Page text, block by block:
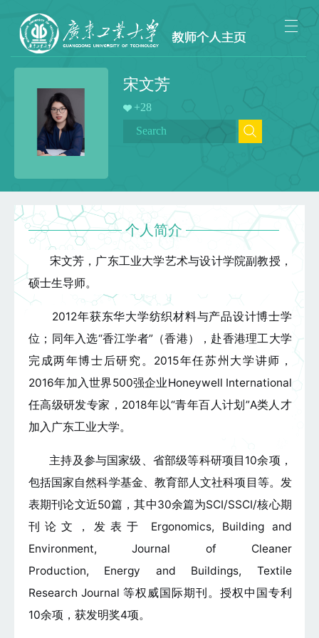
宋文芳
+28
个人简介
宋文芳，广东工业大学艺术与设计学院副教授，
硕士生导师。
2012年获东华大学纺织材料与产品设计博士学
位；同年入选“香江学者”（香港），赴香港理工大学
完成两年博士后研究。2015年任苏州大学讲师，
2016年加入世界500强企业Honeywell International
任高级研发专家，2018年以“青年百人计划”A类人才
加入广东工业大学。
主持及参与国家级、省部级等科研项目10余项，
包括国家自然科学基金、教育部人文社科项目等。发
表期刊论文近50篇，其中30余篇为SCI/SSCI/核心期
刊论文，发表于 Ergonomics, Building and
Environment, Journal of Cleaner
Production, Energy and Buildings, Textile
Research Journal 等权威国际期刊。授权中国专利
10余项，获发明奖4项。